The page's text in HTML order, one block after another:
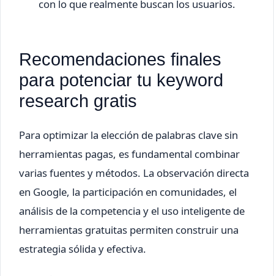
con lo que realmente buscan los usuarios.
Recomendaciones finales
para potenciar tu keyword
research gratis
Para optimizar la elección de palabras clave sin
herramientas pagas, es fundamental combinar
varias fuentes y métodos. La observación directa
en Google, la participación en comunidades, el
análisis de la competencia y el uso inteligente de
herramientas gratuitas permiten construir una
estrategia sólida y efectiva.